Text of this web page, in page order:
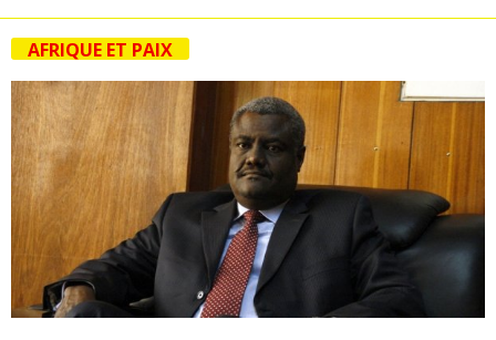
AFRIQUE ET PAIX